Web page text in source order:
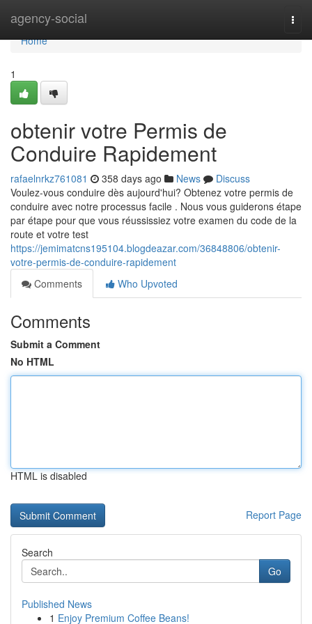
agency-social
Home
Home
1
obtenir votre Permis de
Conduire Rapidement
rafaelnrkz761081 358 days ago News
Discuss
Voulez-vous conduire dès aujourd'hui? Obtenez votre permis de
conduire avec notre processus facile . Nous vous guiderons étape
par étape pour que vous réussissiez votre examen du code de la
route et votre test
https://jemimatcns195104.blogdeazar.com/36848806/obtenir-
votre-permis-de-conduire-rapidement
Comments
Who Upvoted
Comments
Submit a Comment
No HTML
HTML is disabled
Report Page
Search
Go
Published News
1 Enjoy Premium Coffee Beans!